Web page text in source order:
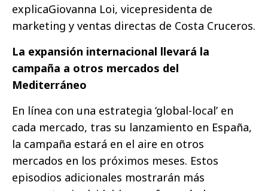
explicaGiovanna Loi, vicepresidenta de
marketing y ventas directas de Costa Cruceros.
La expansión internacional llevará la
campaña a otros mercados del
Mediterráneo
En línea con una estrategia ‘global-local’ en
cada mercado, tras su lanzamiento en España,
la campaña estará en el aire en otros
mercados en los próximos meses. Estos
episodios adicionales mostrarán más